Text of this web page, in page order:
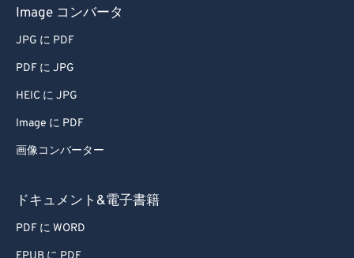
Image コンバータ
JPG に PDF
PDF に JPG
HEIC に JPG
Image に PDF
画像コンバーター
ドキュメント&電子書籍
PDF に WORD